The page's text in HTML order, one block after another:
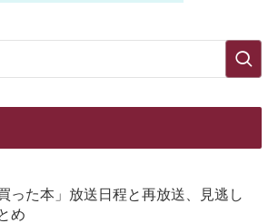
った本」放送日程と再放送、見逃し
め